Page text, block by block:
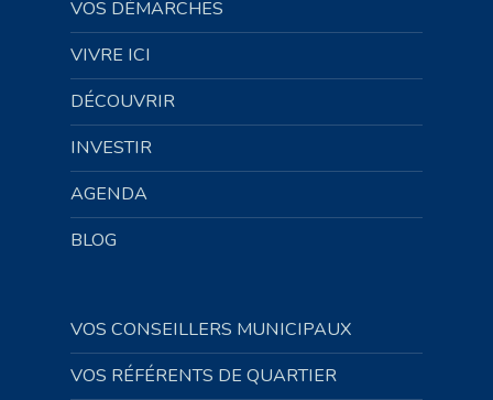
VOS DÉMARCHES
VIVRE ICI
DÉCOUVRIR
INVESTIR
AGENDA
BLOG
VOS CONSEILLERS MUNICIPAUX
VOS RÉFÉRENTS DE QUARTIER